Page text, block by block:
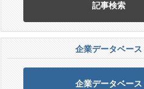
記事検索
企業データベース
企業データベース